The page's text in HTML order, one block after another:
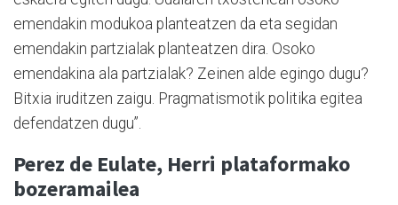
emendakin modukoa planteatzen da eta segidan
emendakin partzialak planteatzen dira. Osoko
emendakina ala partzialak? Zeinen alde egingo dugu?
Bitxia iruditzen zaigu. Pragmatismotik politika egitea
defendatzen dugu”.
Perez de Eulate, Herri plataformako
bozeramailea